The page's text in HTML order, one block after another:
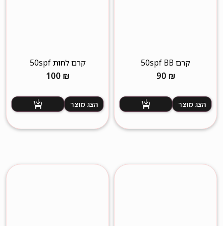
קרם 50spf BB
90 ₪
הצג מוצר
קרם לחות 50spf
100 ₪
הצג מוצר